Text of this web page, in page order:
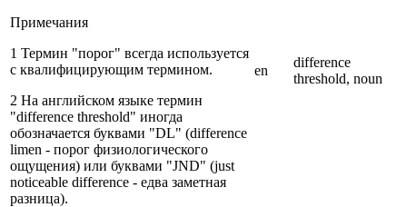
Примечания
1 Термин "порог" всегда используется
с квалифицирующим термином.
2 На английском языке термин
"difference threshold" иногда
обозначается буквами "DL" (difference
limen - порог физиологического
ощущения) или буквами "JND" (just
noticeable difference - едва заметная
разница).
en
difference
threshold, noun